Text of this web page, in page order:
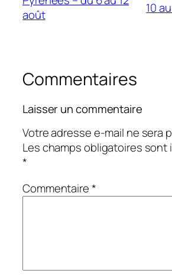
août
10
Commentaires
Laisser un commentaire
Votre adresse e-mail ne sera
Les champs obligatoires sont
*
Commentaire*